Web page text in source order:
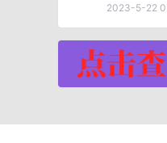
2023-5-22